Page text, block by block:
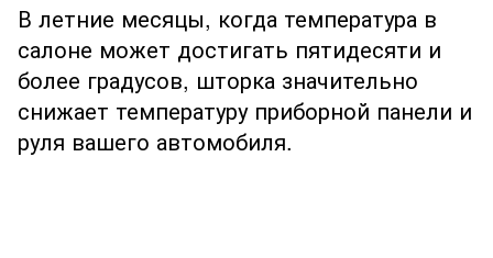
В летние месяцы, когда температура в
салоне может достигать пятидесяти и
более градусов, шторка значительно
снижает температуру приборной панели и
руля вашего автомобиля.